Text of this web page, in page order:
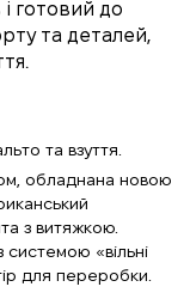
готовий до
та деталей,
та взуття.
обладнана новою
з витяжкою.
системою «вільні
для переробки.